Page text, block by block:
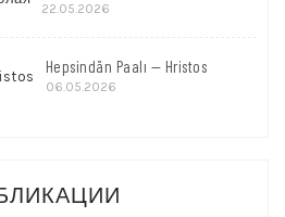
22.05.2026
Hepsindän Paalı — Hristos
06.05.2026